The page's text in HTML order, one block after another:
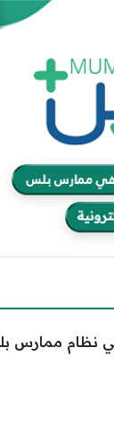
نظام ممارس